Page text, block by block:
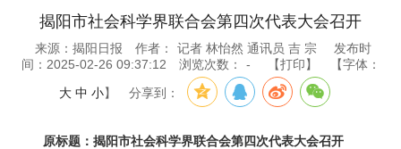
揭阳市社会科学界联合会第四次代表大会召开
来源：揭阳日报 作者： 记者 林怡然 通讯员 吉 宗
发布时
间：2025-02-26 09:37:12
浏览次数： - 【打印】 【字体：
大 中 小】 分享到：
原标题：揭阳市社会科学界联合会第四次代表大会召开